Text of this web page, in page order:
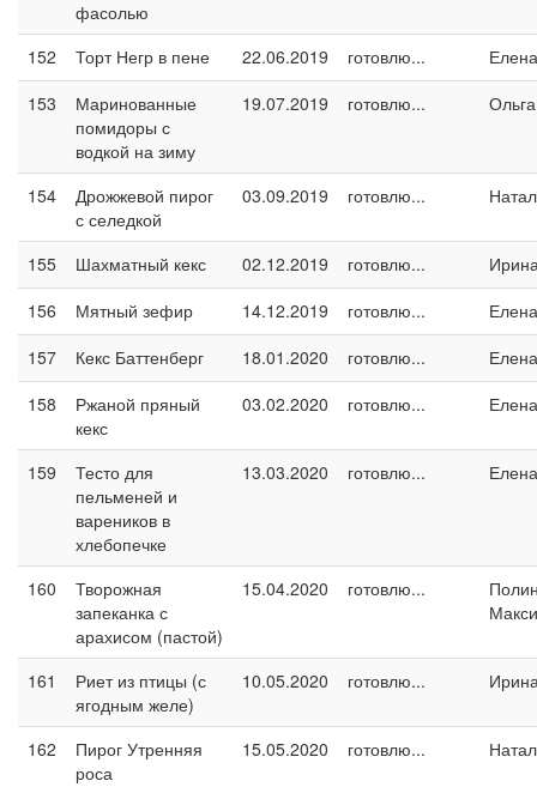
фасолью
152
Торт Негр в пене 22.06.2019 готовлю...
153
Маринованные
помидоры с
водкой на зиму
19.07.2019 готовлю... Ольга
154
Дрожжевой пирог
с селедкой
03.09.2019 готовлю...
155 Шахматный кекс 02.12.2019 готовлю...
156
Мятный зефир 14.12.2019 готовлю...
157
Кекс Баттенберг 18.01.2020 готовлю...
158
Ржаной пряный
кекс
03.02.2020 готовлю...
159
Тесто для
пельменей и
вареников в
хлебопечке
13.03.2020 готовлю...
160
Творожная
запеканка с
арахисом (пастой)
15.04.2020 готовлю...
161
Риет из птицы (с
ягодным желе)
10.05.2020 готовлю...
162
Пирог Утренняя
роса
15.05.2020 готовлю...